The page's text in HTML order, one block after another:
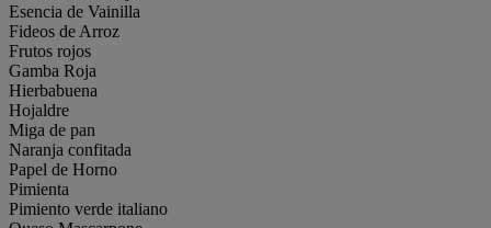
Esencia de Vainilla
Fideos de Arroz
Frutos rojos
Gamba Roja
Hierbabuena
Hojaldre
Miga de pan
Naranja confitada
Papel de Horno
Pimienta
Pimiento verde italiano